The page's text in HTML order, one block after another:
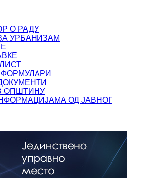
О РАДУ
УРБАНИЗАМ
ОПШТИНУ
ОД ЈАВНОГ